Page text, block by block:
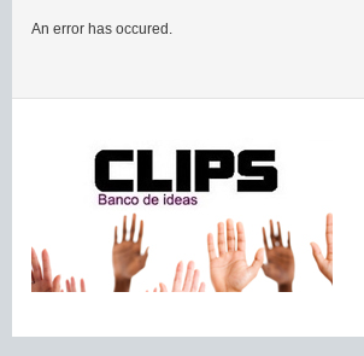
An error has occured.